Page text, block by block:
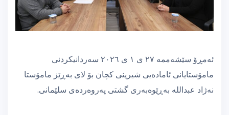
ئەمڕۆ سێشەممە ٢٧ ی ١ ی ٢٠٢٦ سەردانیكردنی
مامۆستایانی ئامادەیی شیرینی كچان بۆ لای بەڕێز مامۆستا
نەژاد عبداللە بەڕێوەبەری گشتی پەروەردەی سلێمانی.